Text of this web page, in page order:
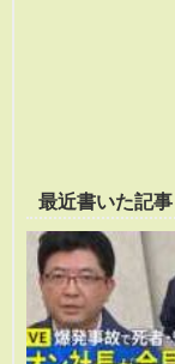
最近書いた記事